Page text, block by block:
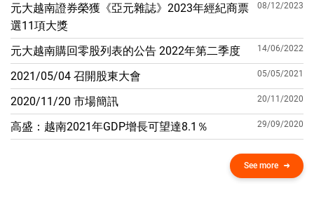
元大越南證券榮獲《亞元雜誌》2023年經紀商票
選11項大獎
08/12/2023
元大越南購回零股列表的公告 2022年第二季度 14/06/2022
2021/05/04 召開股東大會 05/05/2021
2020/11/20 市場簡訊 20/11/2020
高盛：越南2021年GDP增​​長可望達8.1％ 29/09/2020
See more